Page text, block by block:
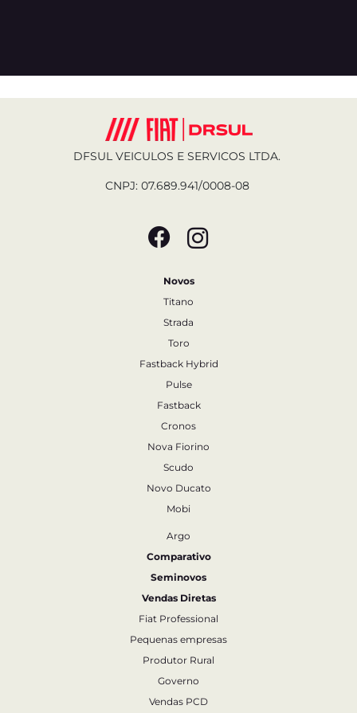
DFSUL VEICULOS E SERVICOS LTDA.
CNPJ: 07.689.941/0008-08
Novos
Titano
Strada
Toro
Fastback Hybrid
Pulse
Fastback
Cronos
Nova Fiorino
Scudo
Novo Ducato
Mobi
Argo
Comparativo
Seminovos
Vendas Diretas
Fiat Professional
Pequenas empresas
Produtor Rural
Governo
Vendas PCD